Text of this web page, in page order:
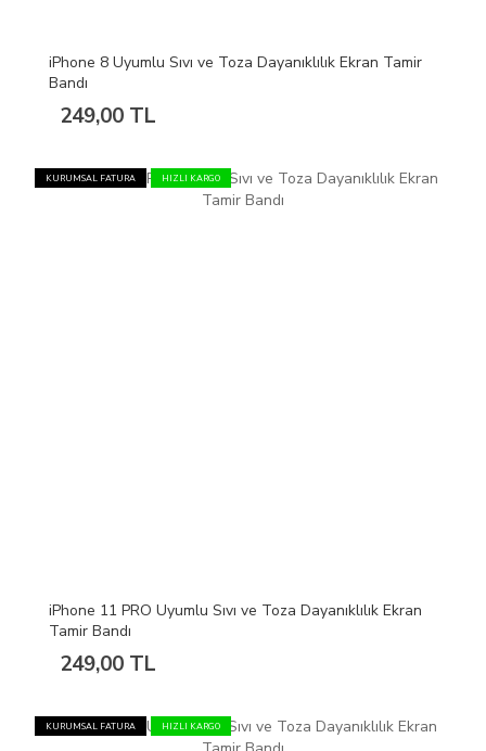
iPhone 8 Uyumlu Sıvı ve Toza Dayanıklılık Ekran Tamir
Bandı
249,00 TL
KURUMSAL FATURA HIZLI KARGO
iPhone 11 PRO Uyumlu Sıvı ve Toza Dayanıklılık Ekran
Tamir Bandı
249,00 TL
KURUMSAL FATURA HIZLI KARGO